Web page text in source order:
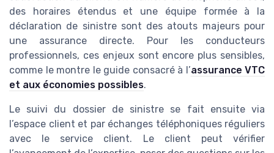
des horaires étendus et une équipe formée à la
déclaration de sinistre sont des atouts majeurs pour
une assurance directe. Pour les conducteurs
professionnels, ces enjeux sont encore plus sensibles,
comme le montre le guide consacré à l’assurance VTC
et aux économies possibles.
Le suivi du dossier de sinistre se fait ensuite via
l’espace client et par échanges téléphoniques réguliers
avec le service client. Le client peut vérifier